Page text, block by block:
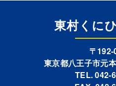
東村くに
〒192-
東京都八王子市元
TEL. 042-